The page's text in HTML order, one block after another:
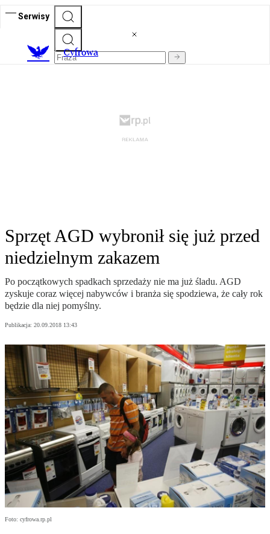
Serwisy
Cyfrowa
Sprzęt AGD wybronił się już przed
niedzielnym zakazem
Po początkowych spadkach sprzedaży nie ma już śladu. AGD
zyskuje coraz więcej nabywców i branża się spodziewa, że cały rok
będzie dla niej pomyślny.
Publikacja: 20.09.2018 13:43
Foto: cyfrowa.rp.pl